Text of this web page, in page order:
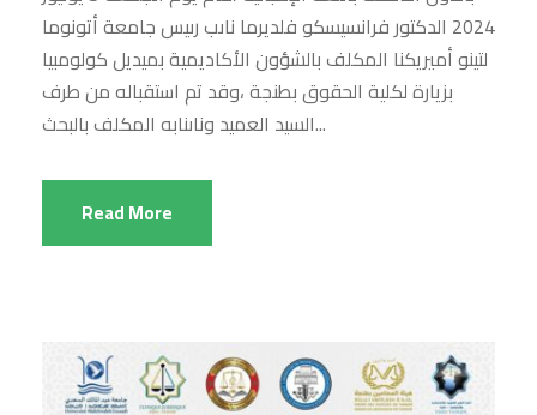
2024 الدكتور فرانسيسكو فلديرما ناىب رىيس جامعة أتونوما
لتينو أميريكنا المكلف بالشؤون الأكاديمية بميديل كولومبيا
بزيارة لكلية الحقوق بطنجة ،وقد تم استقباله من طرف
السيد العميد وناىنابه المكلف بالبحث...
Read More